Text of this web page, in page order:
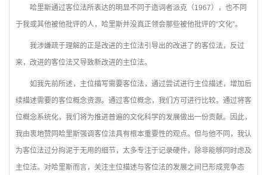
哈里斯通过客位法所表达的明显不同于造词者派克（1967），也不同
于我或其他被他批评的人，哈里斯并没真正领会那些被他批评的“文化”。
我涉嫌疏于理解的正是改进的主位法引导出的改进了的客位法，反过
来，改进的客位法又导致新改进的主位法。
如我先前所述，主位描写需要客位法，通过尝试进行主位描述，增加后
续描述需要的客位概念资源。通过客位概念，我们方可进行比较。通过将客
位概念系统化，我们将为推进普遍的文化科学的发展做出一份贡献。因此，
我由衷地赞同哈里斯强调客位法具有根本重要性的观点。但与他不同，我认
为客位法过分拘泥于无用的细节，太多专注于记录硬件，除非能够同时虑及
主位法。对哈里斯而言，关注主位描述与客位法的发展之间已形成竞争态